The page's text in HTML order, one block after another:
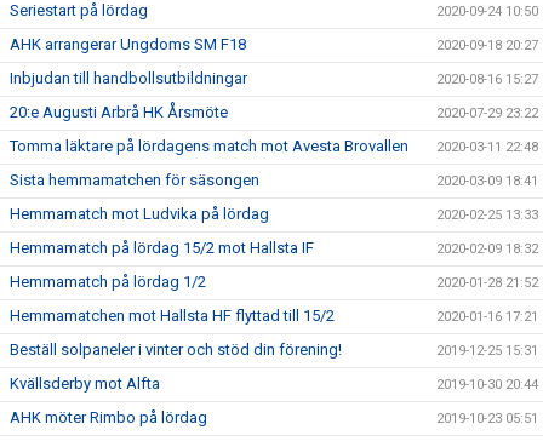
Seriestart på lördag 2020-09-24 10:50
AHK arrangerar Ungdoms SM F18 2020-09-18 20:27
Inbjudan till handbollsutbildningar 2020-08-16 15:27
20:e Augusti Arbrå HK Årsmöte 2020-07-29 23:22
Tomma läktare på lördagens match mot Avesta Brovallen 2020-03-11 22:48
Sista hemmamatchen för säsongen 2020-03-09 18:41
Hemmamatch mot Ludvika på lördag 2020-02-25 13:33
Hemmamatch på lördag 15/2 mot Hallsta IF 2020-02-09 18:32
Hemmamatch på lördag 1/2 2020-01-28 21:52
Hemmamatchen mot Hallsta HF flyttad till 15/2 2020-01-16 17:21
Beställ solpaneler i vinter och stöd din förening! 2019-12-25 15:31
Kvällsderby mot Alfta 2019-10-30 20:44
AHK möter Rimbo på lördag 2019-10-23 05:51